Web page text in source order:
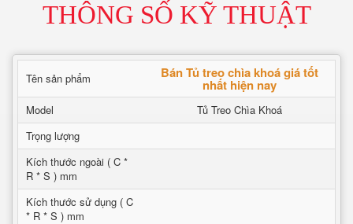
THÔNG SỐ KỸ THUẬT
Tên sản phẩm Bán Tủ treo chìa khoá giá tốt
nhất hiện nay
Model
Tủ Treo Chìa Khoá
Trọng lượng
Kích thước ngoài ( C *
R * S ) mm
Kích thước sử dụng ( C
* R * S ) mm